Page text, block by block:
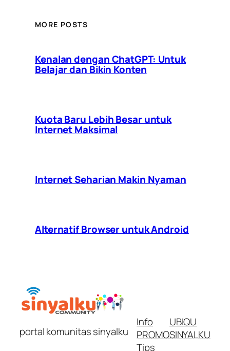
MORE POSTS
Kenalan dengan ChatGPT: Untuk
Belajar dan Bikin Konten
Kuota Baru Lebih Besar untuk
Internet Maksimal
Internet Seharian Makin Nyaman
Alternatif Browser untuk Android
portal komunitas sinyalku
Info
PROMO
Tips
UBIQU
SINYALKU